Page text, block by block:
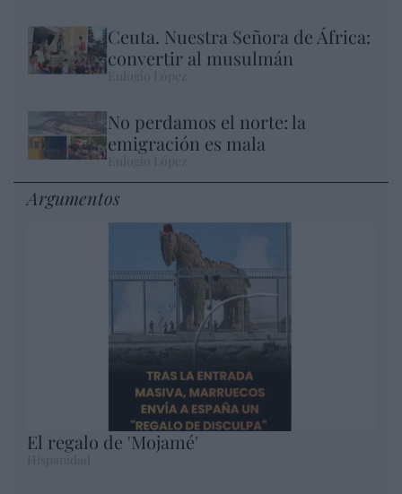
Ceuta. Nuestra Señora de África:
convertir al musulmán
No perdamos el norte: la
emigración es mala
Argumentos
El regalo de 'Mojamé'